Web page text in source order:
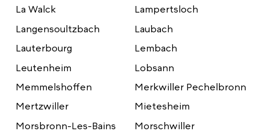
La Walck
Lampertsloch
Langensoultzbach
Laubach
Lauterbourg
Lembach
Leutenheim
Lobsann
Memmelshoffen
Merkwiller Pechelbronn
Mertzwiller
Mietesheim
Morsbronn-Les-Bains
Morschwiller